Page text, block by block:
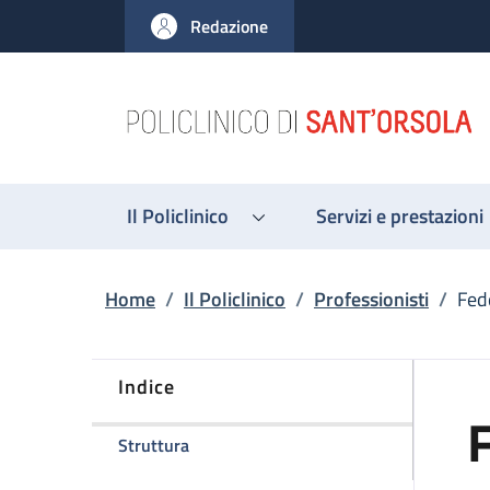
al contenuto principale
to footer content
Redazione
Il Policlinico Servizi e prestazioni
Briciole di pane
Home / Il Policlinico / Professionisti /
Indice
Strutturadella pagina Federico Rizzi